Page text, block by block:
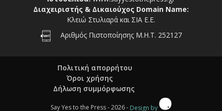
Διαχειριστής & Δικαιούχος Domain Name:
Κλειώ Στυλιαρά και ΣΙΑ Ε.Ε.
Αριθμός Πιστοποίησης Μ.Η.Τ. 252127
Πολιτική απορρήτου
Όροι χρήσης
Δήλωση συμμόρφωσης
Say Yes to the Press - 2026 - Design by